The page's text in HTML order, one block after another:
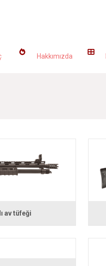
Hakkımızda
av tüfeği